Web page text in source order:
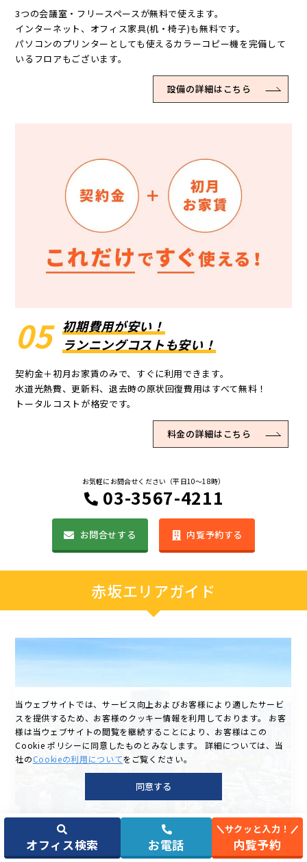
オフィス検索 お電話
サクッと入力！
内覧予約
3つの会議室・フリースペースが無料で使えます。
インターネット、オフィス家具(机・椅子)も無料です。
パソコンのプリンターとしても使えるカラーコピー機を完備して
いるフロアもございます。
設備の詳細はこちら
05 初期費用が安い！
ランニングコストも安い！
契約金＋初月お家賃のみで、すぐに利用できます。
水道光熱費、更新料、退去時の原状回復費用はすべて無料！
トータルコストが格安です。
料金の詳細はこちら
お気軽にお問合せください（平日10〜18時）
03-3567-4211
お問合せする 内覧予約する
赤坂エリアガイド
赤坂の特徴
当ウェブサイトでは、サービス向上およびお客様により適したサービ
スを提供するため、お客様のクッキー情報を利用しております。
お客
様は当ウェブサイトの閲覧を継続することにより、お客様はこの
Cookie ポリシーに同意したものとみなします。
詳細については、当
社のCookieの利用についてをご覧ください。
同意する